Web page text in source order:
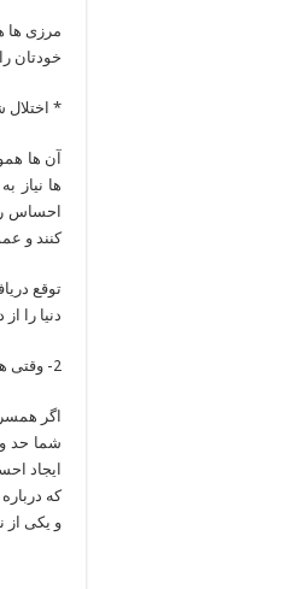
مرزی ها
خودتان
*
آن ها
ها نیاز
احساس
کنند و
توقع
دنیا را
2- وقتی همسرتان کنترل شدیدی روی زندگی شما دارد
اگر
شما حد و
ایجاد
که
و یکی از